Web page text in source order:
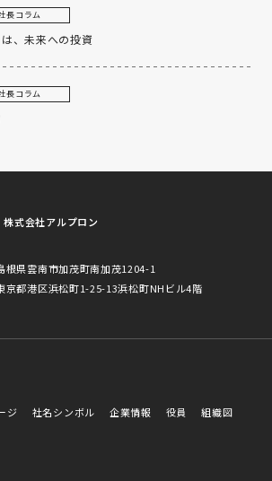
長コラム
、未来への投資
長コラム
株式会社アルプロン
根県雲南市加茂町南加茂1204-1
京都港区浜松町1-25-13浜松町NHビル4階
ジ 社名シンボル 企業情報 役員
組織図